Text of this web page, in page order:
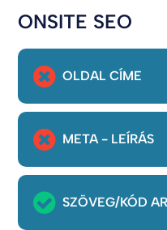
ONSITE SEO
OLDAL CÍME
META - LEÍRÁS
SZÖVEG/KÓD